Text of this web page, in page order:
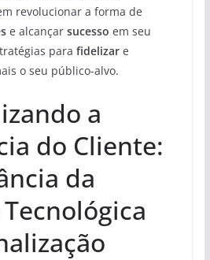
revolucionar a forma de
e alcançar sucesso em seu
para fidelizare
o seu público-alvo.
a
do Cliente:
da